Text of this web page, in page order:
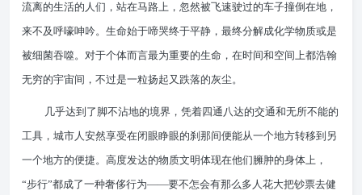
流离的生活的人们，站在马路上，忽然被飞速驶过的车子撞倒在地，
来不及呼嚎呻吟。生命始于啼哭终于平静，最终分解成化学物质或是
被细菌吞噬。对于个体而言最为重要的生命，在时间和空间上都浩翰
无穷的宇宙间，不过是一粒扬起又跌落的灰尘。
几乎达到了脚不沾地的境界，凭着四通八达的交通和无所不能的
工具，城市人安然享受在闭眼睁眼的刹那间便能从一个地方转移到另
一个地方的便捷。高度发达的物质文明体现在他们臃肿的身体上，
“步行”都成了一种奢侈行为——要不怎会有那么多人花大把钞票去健